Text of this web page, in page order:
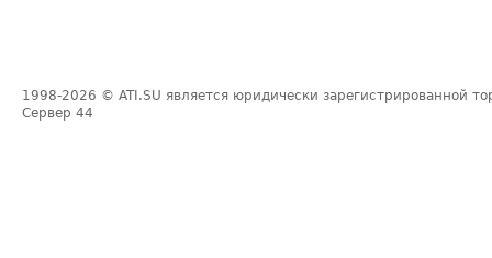
1998-2026 © ATI.SU является юридически зарегистрированной
Сервер 44